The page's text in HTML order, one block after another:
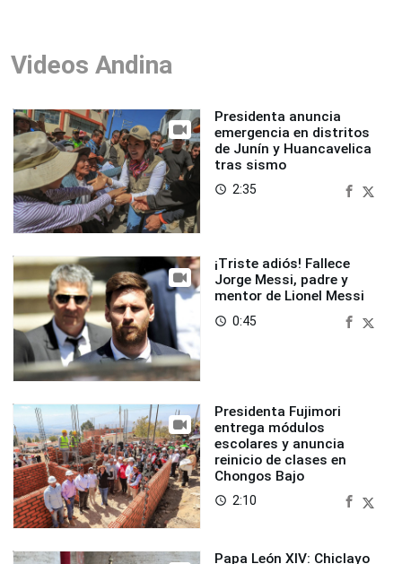
Videos Andina
Presidenta anuncia
emergencia en distritos
de Junín y Huancavelica
tras sismo
access_time 2:35
¡Triste adiós! Fallece
Jorge Messi, padre y
mentor de Lionel Messi
access_time 0:45
Presidenta Fujimori
entrega módulos
escolares y anuncia
reinicio de clases en
Chongos Bajo
access_time 2:10
Papa León XIV: Chiclayo